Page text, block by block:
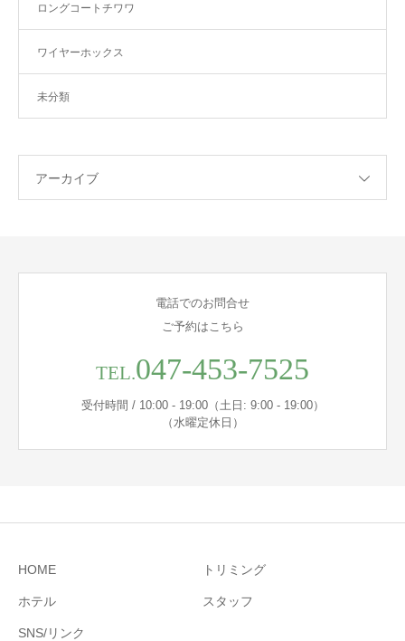
ロングコートチワワ
ワイヤーホックス
未分類
アーカイブ
電話でのお問合せ
ご予約はこちら
TEL.047-453-7525
受付時間 / 10:00 - 19:00（土日: 9:00 - 19:00）
（水曜定休日）
HOME トリミング
ホテル スタッフ
SNS/リンク